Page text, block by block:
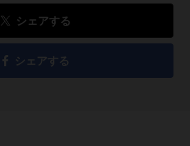
シェアする
シェアする